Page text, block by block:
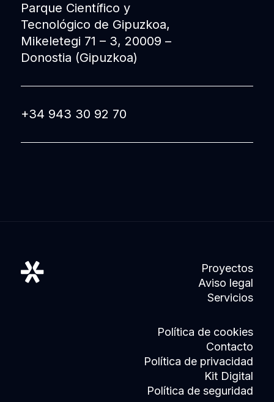
Parque Científico y
Tecnológico de Gipuzkoa,
Mikeletegi 71 – 3, 20009 –
Donostia (Gipuzkoa)
+34 943 30 92 70
Proyectos
Aviso legal
Servicios
Política de cookies
Contacto
Política de privacidad
Kit Digital
Política de seguridad